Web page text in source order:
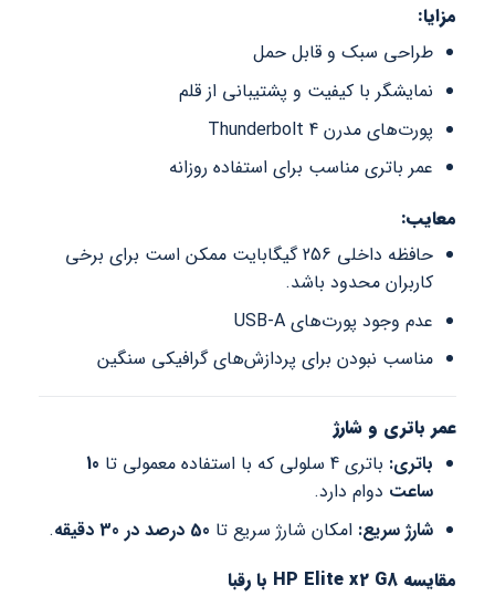
مزایا:
طراحی سبک و قابل حمل
نمایشگر با کیفیت و پشتیبانی از قلم
پورت‌های مدرن Thunderbolt 4
عمر باتری مناسب برای استفاده روزانه
معایب:
حافظه داخلی 256 گیگابایت ممکن است برای برخی
کاربران محدود باشد.
عدم وجود پورت‌های USB-A
مناسب نبودن برای پردازش‌های گرافیکی سنگین
عمر باتری و شارژ
باتری: باتری 4 سلولی که با استفاده معمولی تا
10
ساعت دوام دارد.
شارژ سریع: امکان شارژ سریع تا 50 درصد در 30 دقیقه
.
مقایسه HP Elite x2 G8 با رقبا